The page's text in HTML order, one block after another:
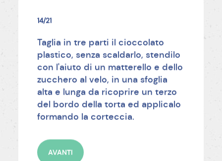
14/21
Taglia in tre parti il cioccolato
plastico, senza scaldarlo, stendilo
con l'aiuto di un matterello e dello
zucchero al velo, in una sfoglia
alta e lunga da ricoprire un terzo
del bordo della torta ed applicalo
formando la corteccia.
AVANTI